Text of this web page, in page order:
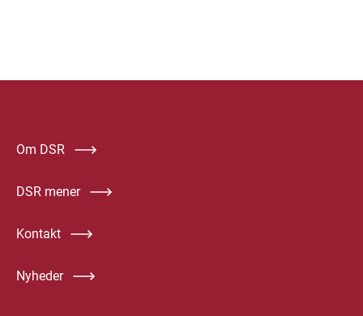
Om DSR
DSR mener
Kontakt
Nyheder